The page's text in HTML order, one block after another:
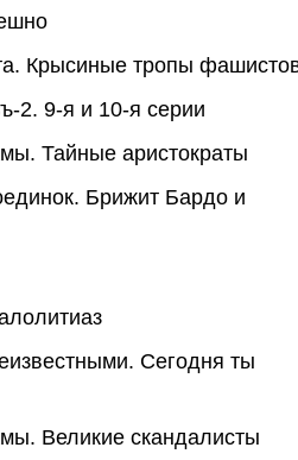
Крысиные тропы
2. 9-я и 10-я серии
Тайные аристократы
Брижит Бардо и
Сегодня ты
Великие скандалисты